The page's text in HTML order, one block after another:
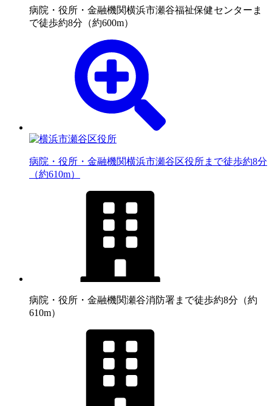
病院・役所・金融機関横浜市瀬谷福祉保健センターま
で徒歩約8分（約600m）
病院・役所・金融機関横浜市瀬谷区役所まで徒歩約8分
（約610m）
病院・役所・金融機関瀬谷消防署まで徒歩約8分（約
610m）